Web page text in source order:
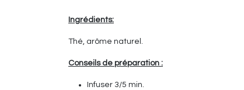
Ingrédients:
Thé, arôme naturel.
Conseils de préparation :
Infuser 3/5 min.